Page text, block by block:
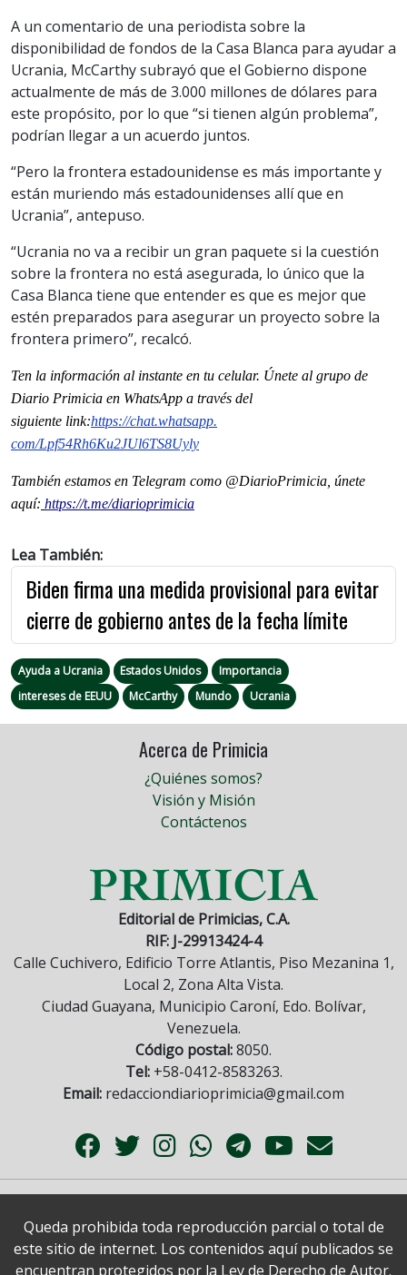
A un comentario de una periodista sobre la
disponibilidad de fondos de la Casa Blanca para ayudar a
Ucrania, McCarthy subrayó que el Gobierno dispone
actualmente de más de 3.000 millones de dólares para
este propósito, por lo que “si tienen algún problema”,
podrían llegar a un acuerdo juntos.
“Pero la frontera estadounidense es más importante y
están muriendo más estadounidenses allí que en
Ucrania”, antepuso.
“Ucrania no va a recibir un gran paquete si la cuestión
sobre la frontera no está asegurada, lo único que la
Casa Blanca tiene que entender es que es mejor que
estén preparados para asegurar un proyecto sobre la
frontera primero”, recalcó.
Ten la información al instante en tu celular. Únete al grupo de
Diario Primicia en WhatsApp a través del
siguiente link:https://chat.whatsapp.
com/Lpf54Rh6Ku2JUl6TS8Uyly
También estamos en Telegram como @DiarioPrimicia, únete
aquí: https://t.me/diarioprimicia
Lea También:
Biden firma una medida provisional para evitar
cierre de gobierno antes de la fecha límite
Ayuda a Ucrania Estados Unidos
Importancia
intereses de EEUU
McCarthy Mundo Ucrania
Acerca de Primicia
¿Quiénes somos?
Visión y Misión
Contáctenos
Editorial de Primicias, C.A.
RIF: J-29913424-4
Calle Cuchivero, Edificio Torre Atlantis, Piso Mezanina 1,
Local 2, Zona Alta Vista.
Ciudad Guayana, Municipio Caroní, Edo. Bolívar,
Venezuela.
Código postal:8050.
Tel:+58-0412-8583263.
Email: redacciondiarioprimicia@gmail.com
Queda prohibida toda reproducción parcial o total de
este sitio de internet. Los contenidos aquí publicados se
encuentran protegidos por la Ley de Derecho de Autor.